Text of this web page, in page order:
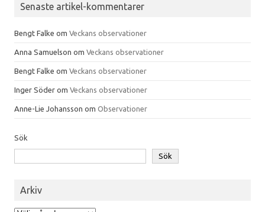
Senaste artikel-kommentarer
Bengt Falke om Veckans observationer
Anna Samuelson om Veckans observationer
Bengt Falke om Veckans observationer
Inger Söder om Veckans observationer
Anne-Lie Johansson om Observationer
Sök
Sök
Arkiv